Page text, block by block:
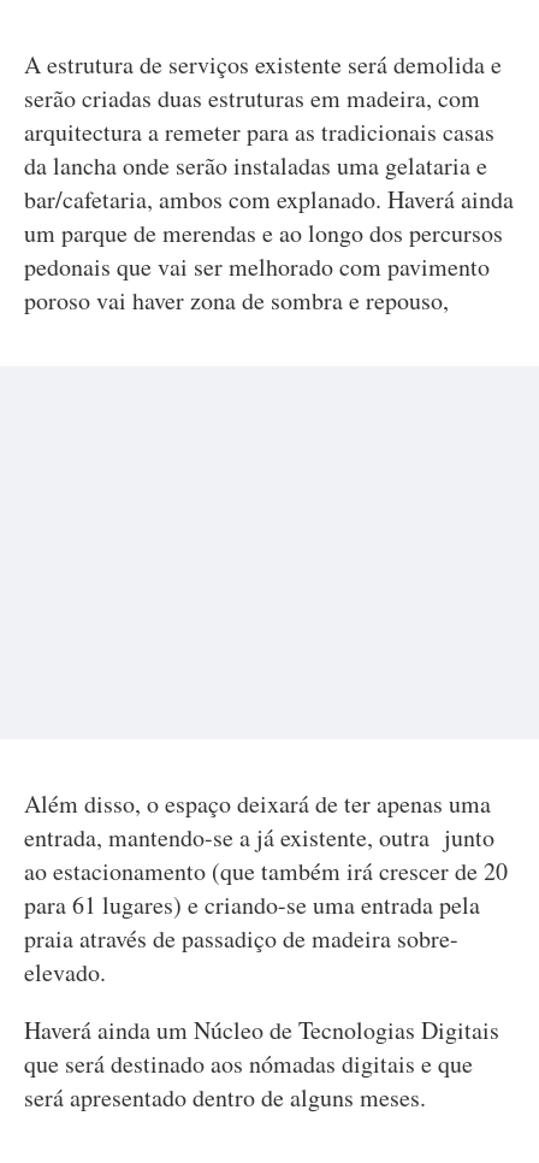
A estrutura de serviços existente será demolida e
serão criadas duas estruturas em madeira, com
arquitectura a remeter para as tradicionais casas
da lancha onde serão instaladas uma gelataria e
bar/cafetaria, ambos com explanado. Haverá ainda
um parque de merendas e ao longo dos percursos
pedonais que vai ser melhorado com pavimento
poroso vai haver zona de sombra e repouso,
Além disso, o espaço deixará de ter apenas uma
entrada, mantendo-se a já existente, outra junto
ao estacionamento (que também irá crescer de 20
para 61 lugares) e criando-se uma entrada pela
praia através de passadiço de madeira sobre-
elevado.
Haverá ainda um Núcleo de Tecnologias Digitais
que será destinado aos nómadas digitais e que
será apresentado dentro de alguns meses.